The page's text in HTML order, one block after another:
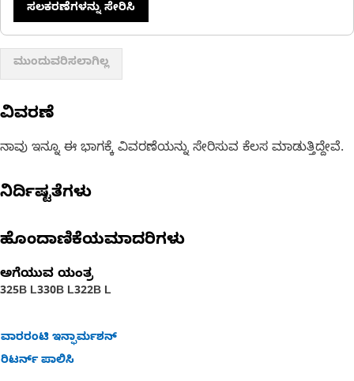
ಸಲಕರಣೆಗಳನ್ನು ಸೇರಿಸಿ
ಮುಂದುವರಿಸಲಾಗಿಲ್ಲ
ವಿವರಣೆ
ನಾವು ಇನ್ನೂ ಈ ಭಾಗಕ್ಕೆ ವಿವರಣೆಯನ್ನು ಸೇರಿಸುವ ಕೆಲಸ ಮಾಡುತ್ತಿದ್ದೇವೆ.
ನಿರ್ದಿಷ್ಟತೆಗಳು
ಹೊಂದಾಣಿಕೆಯಮಾದರಿಗಳು
ಅಗೆಯುವ ಯಂತ್ರ
325B L330B L322B L
ವಾರರಂಟಿ ಇನ್ಫಾರ್ಮಶನ್
ರಿಟರ್ನ್ ಪಾಲಿಸಿ